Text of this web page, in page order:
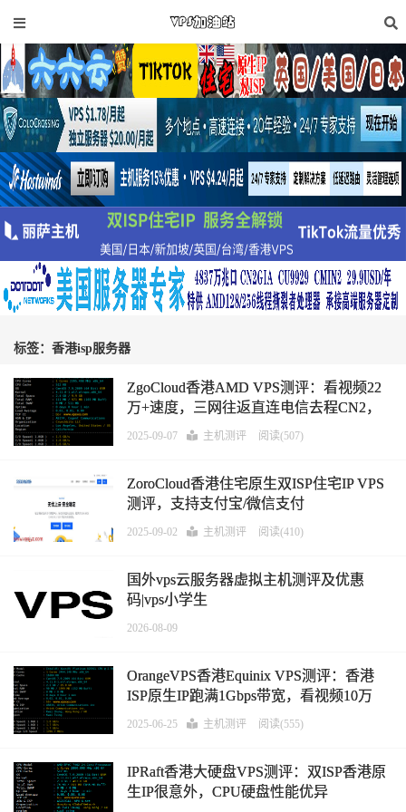
标签：香港isp服务器
ZgoCloud香港AMD VPS测评：看视频22
万+速度，三网往返直连电信去程CN2，
香港单ISP硬件强悍
2025-09-07 主机测评 阅读(507)
ZoroCloud香港住宅原生双ISP住宅IP VPS
测评，支持支付宝/微信支付
2025-09-02 主机测评 阅读(410)
国外vps云服务器虚拟主机测评及优惠
码|vps小学生
2026-08-09
OrangeVPS香港Equinix VPS测评：香港
ISP原生IP跑满1Gbps带宽，看视频10万
+速度，电信联通韩国KT直连，移动新加
2025-06-25 主机测评 阅读(555)
IPRaft香港大硬盘VPS测评：双ISP香港原
生IP很意外，CPU硬盘性能优异